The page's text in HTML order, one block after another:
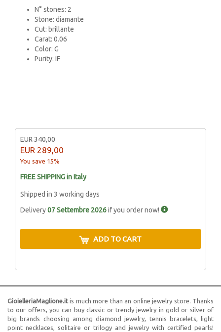
N° stones: 2
Stone: diamante
Cut: brillante
Carat: 0.06
Color: G
Purity: IF
EUR 340,00
EUR 289,00
You save 15%
FREE SHIPPING in Italy
Shipped in 3 working days
Delivery07 Settembre 2026if you order now!
ADD TO CART
GioielleriaMaglione.itis much more than an online jewelry store. Thanks
to our offers, you can buy classic or trendy jewelry in gold or silver of
big brands choosing among diamond jewelry, tennis bracelets, light
point necklaces, solitaire or trilogy and jewelry with certified pearls!